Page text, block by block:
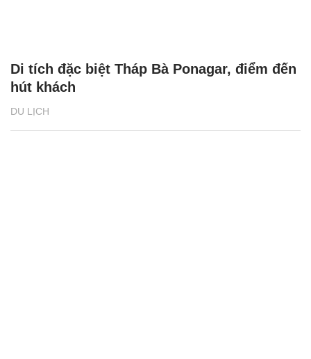
DU LỊCH
Di tích đặc biệt Tháp Bà Ponagar, điểm đến
hút khách